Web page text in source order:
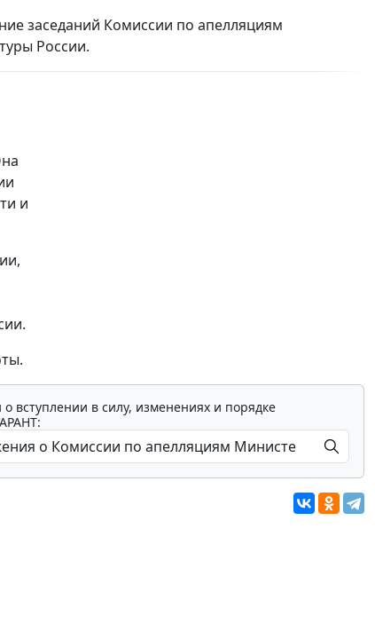
заседаний Комиссии по апелляциям
России.
и
вступлении в силу, изменениях и порядке